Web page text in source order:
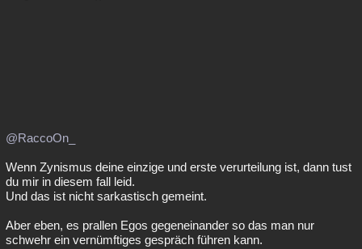
@RaccoOn_
Wenn Zynismus deine einzige und erste verurteilung ist, dann tust
du mir in diesem fall leid.
Und das ist nicht sarkastisch gemeint.
Aber eben, es prallen Egos gegeneinander so das man nur
schwehr ein vernümftiges gespräch führen kann.